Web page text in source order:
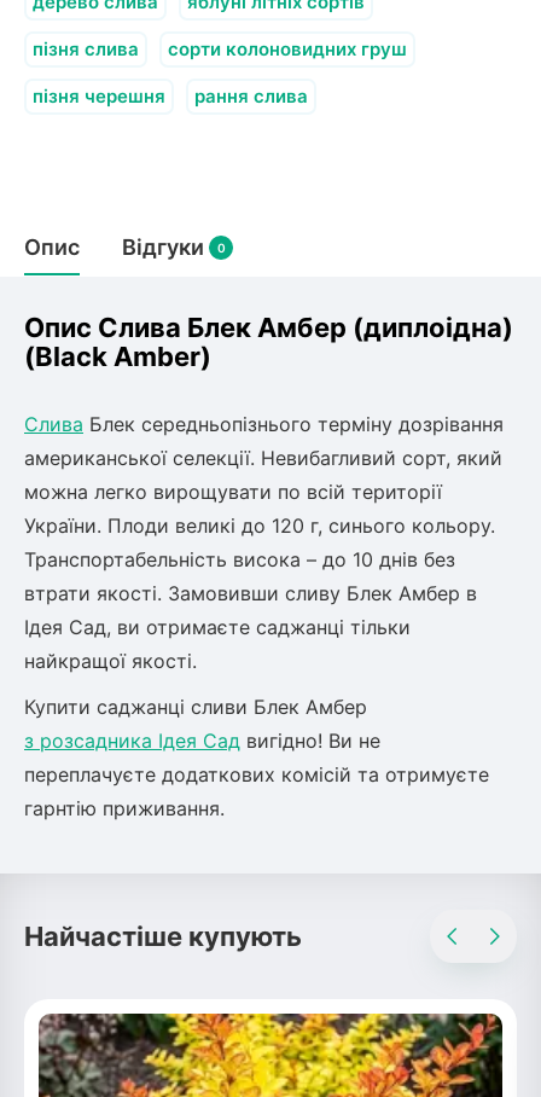
Оливкове Дерево
Нектарин
Алича
Хурма
Шовковиця
Абрикос
Обліпиха
Кизил
Азіатська груша
Смородина
Агрус
Актинідія
Ірга
Тамарикс
Вейгела
Пухироплідник
Спірея
Штамбові троянди
Бузок
Жасмин (Чубушник)
Будлея
Лавровишня
Кизильник
Піраканта
Бузина
Багаторічні рослини
Молодило (Кам'яні троянди)
Пряні трави
Барвінок
Чемерник (морозник)
Кріплення агроволокна (агротканини)
Сітка затіняюча
Садова техніка
Картоплекопалки
Навантажувачі
пізня слива сорти колоновидних груш
пізня черешня рання слива
Опис Відгуки 0
Опис Слива Блек Амбер (диплоідна)
(Black Amber)
Слива Блек середньопізнього терміну дозрівання
американської селекції. Невибагливий сорт, який
можна легко вирощувати по всій території
України. Плоди великі до 120 г, синього кольору.
Транспортабельність висока – до 10 днів без
втрати якості. Замовивши сливу Блек Амбер в
Ідея Сад, ви отримаєте саджанці тільки
найкращої якості.
Купити саджанці сливи Блек Амбер
з розсадника Ідея Сад вигідно! Ви не
переплачуєте додаткових комісій та отримуєте
гарнтію приживання.
Найчастіше купують